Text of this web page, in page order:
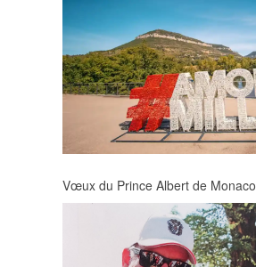
Vœux du Prince Albert de Monaco